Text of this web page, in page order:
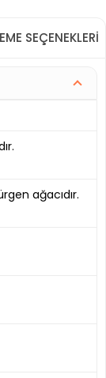
SEÇENEKLERI
ağacıdır.